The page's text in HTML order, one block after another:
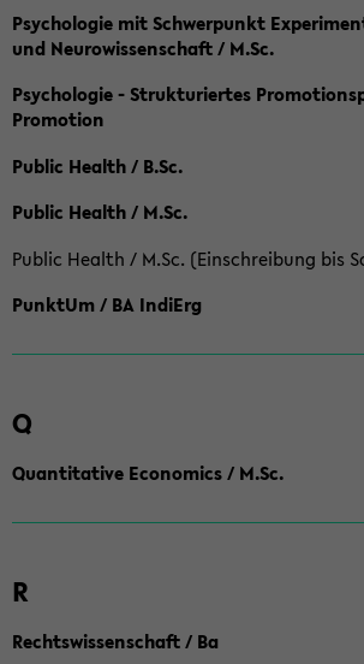
Psychologie mit Schwerpunkt
und Neurowissenschaft / M.Sc.
Psychologie - Strukturiertes
Promotion
Public Health / B.Sc.
Public Health / M.Sc.
Public Health / M.Sc. (Einschreibung bis
PunktUm / BA IndiErg
Q
Quantitative Economics / M.Sc.
R
Rechtswissenschaft / Ba